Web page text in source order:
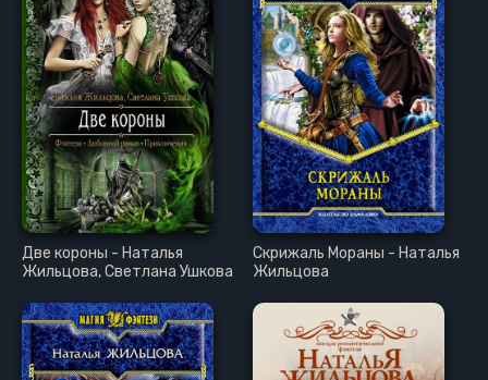
Две короны - Наталья
Жильцова, Светлана Ушкова
Скрижаль Мораны - Наталья
Жильцова